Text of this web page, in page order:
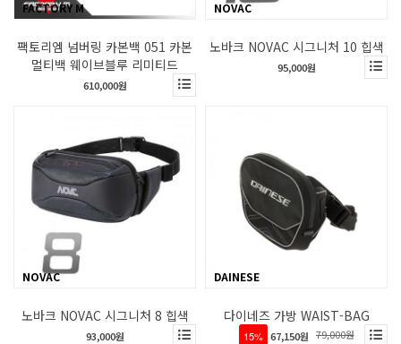
FACTORY M
팩토리엠 넘버링 카본백 051 카본
멀티백 웨이브블루 리미티드
610,000원
NOVAC
노바크 NOVAC 시그니처 10 힙색
95,000원
NOVAC
노바크 NOVAC 시그니처 8 힙색
93,000원
DAINESE
다이네즈 가방 WAIST-BAG
15% 67,150원 79,000원